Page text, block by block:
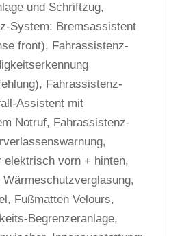
und Schriftzug,
System: Bremsassistent
front), Fahrassistenz-
Fahrassistenz-
Assistent mit
Notruf, Fahrassistenz-
elektrisch vorn + hinten,
Wärmeschutzverglasung,
Fußmatten Velours,
Begrenzeranlage,